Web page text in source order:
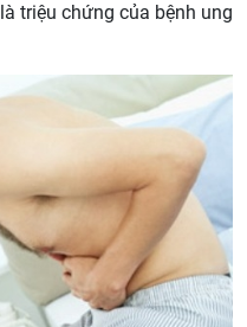
triệu chứng của bệnh ung